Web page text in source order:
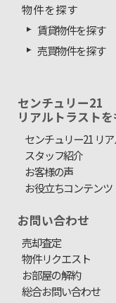
物件を探す
賃貸物件を探す
売買物件を探す
センチュリー21
リアルトラスト
センチュリー21 リ
スタッフ紹介
お客様の声
お役立ちコンテンツ
お問い合わせ
売却査定
物件リクエスト
お部屋の解約
総合お問い合わせ